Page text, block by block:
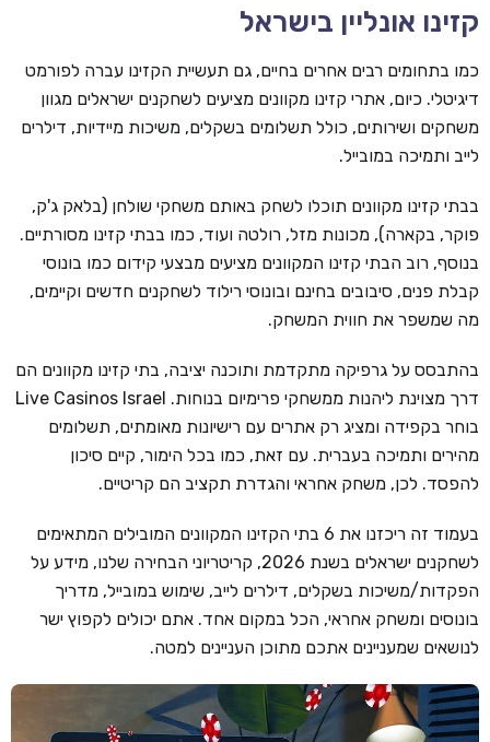
קזינו אונליין בישראל
כמו בתחומים רבים אחרים בחיים, גם תעשיית הקזינו עברה לפורמט
דיגיטלי. כיום, אתרי קזינו מקוונים מציעים לשחקנים ישראלים מגוון
משחקים ושירותים, כולל תשלומים בשקלים, משיכות מיידיות, דילרים
לייב ותמיכה במובייל.
בבתי קזינו מקוונים תוכלו לשחק באותם משחקי שולחן (בלאק ג'ק,
פוקר, בקארה), מכונות מזל, רולטה ועוד, כמו בבתי קזינו מסורתיים.
בנוסף, רוב הבתי קזינו המקוונים מציעים מבצעי קידום כמו בונוסי
קבלת פנים, סיבובים בחינם ובונוסי רילוד לשחקנים חדשים וקיימים,
מה שמשפר את חווית המשחק.
בהתבסס על גרפיקה מתקדמת ותוכנה יציבה, בתי קזינו מקוונים הם
דרך מצוינת ליהנות ממשחקי פרימיום בנוחות. Live Casinos Israel
בוחר בקפידה ומציג רק אתרים עם רישיונות מאומתים, תשלומים
מהירים ותמיכה בעברית. עם זאת, כמו בכל הימור, קיים סיכון
להפסד. לכן, משחק אחראי והגדרת תקציב הם קריטיים.
בעמוד זה ריכזנו את 6 בתי הקזינו המקוונים המובילים המתאימים
לשחקנים ישראלים בשנת 2026, קריטריוני הבחירה שלנו, מידע על
הפקדות/משיכות בשקלים, דילרים לייב, שימוש במובייל, מדריך
בונוסים ומשחק אחראי, הכל במקום אחד. אתם יכולים לקפוץ ישר
לנושאים שמעניינים אתכם מתוכן העניינים למטה.